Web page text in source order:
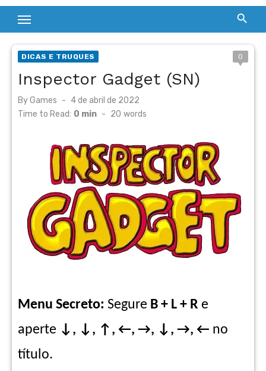
DICAS E TRUQUES 0
Inspector Gadget (SN)
ByGames
Posted
on
4 de abril de 2022
Time to Read: 0 min - 20 words
Menu Secreto: Segure B + L + R e
aperte ↓, ↓, ↑, ←, →, ↓, →, ← no
título.